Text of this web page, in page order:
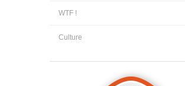
WTF !
Culture